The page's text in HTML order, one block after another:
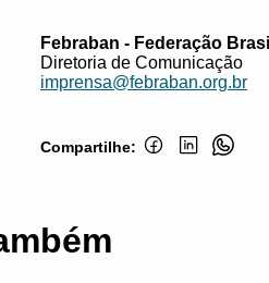
Febraban - Federação
Diretoria de Comunicação
imprensa@febraban.org.br
Compartilhe: